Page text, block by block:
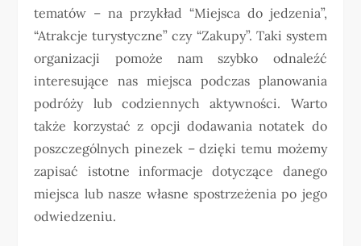
tematów – na przykład “Miejsca do jedzenia”,
“Atrakcje turystyczne” czy “Zakupy”. Taki system
organizacji pomoże nam szybko odnaleźć
interesujące nas miejsca podczas planowania
podróży lub codziennych aktywności. Warto
także korzystać z opcji dodawania notatek do
poszczególnych pinezek – dzięki temu możemy
zapisać istotne informacje dotyczące danego
miejsca lub nasze własne spostrzeżenia po jego
odwiedzeniu.